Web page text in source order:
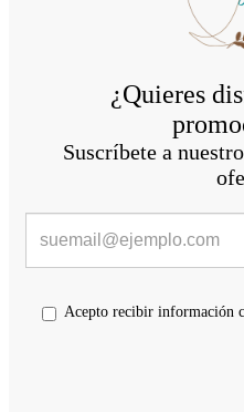
¿Quieres
Suscríbete a
Acepto recibir información